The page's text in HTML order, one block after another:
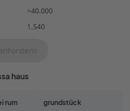
>40.000
1.540
haus
rum
grundstück